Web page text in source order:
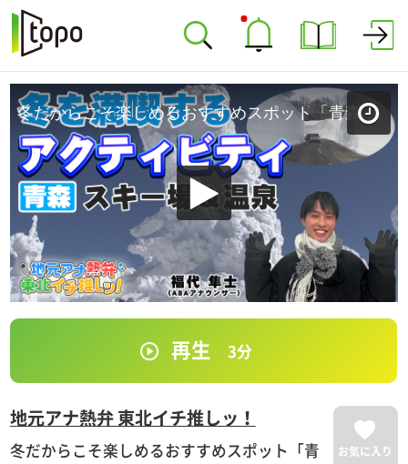
冬だからこそ楽しめるおすすめスポット「青森 雪のおススメ」（ABA青森朝日放送／福代アナウンサー） 【地元アナ熱弁 東北イチ推しッ！】
再生 3分
地元アナ熱弁 東北イチ推しッ！
冬だからこそ楽しめるおすすめスポット「青
お気に入り